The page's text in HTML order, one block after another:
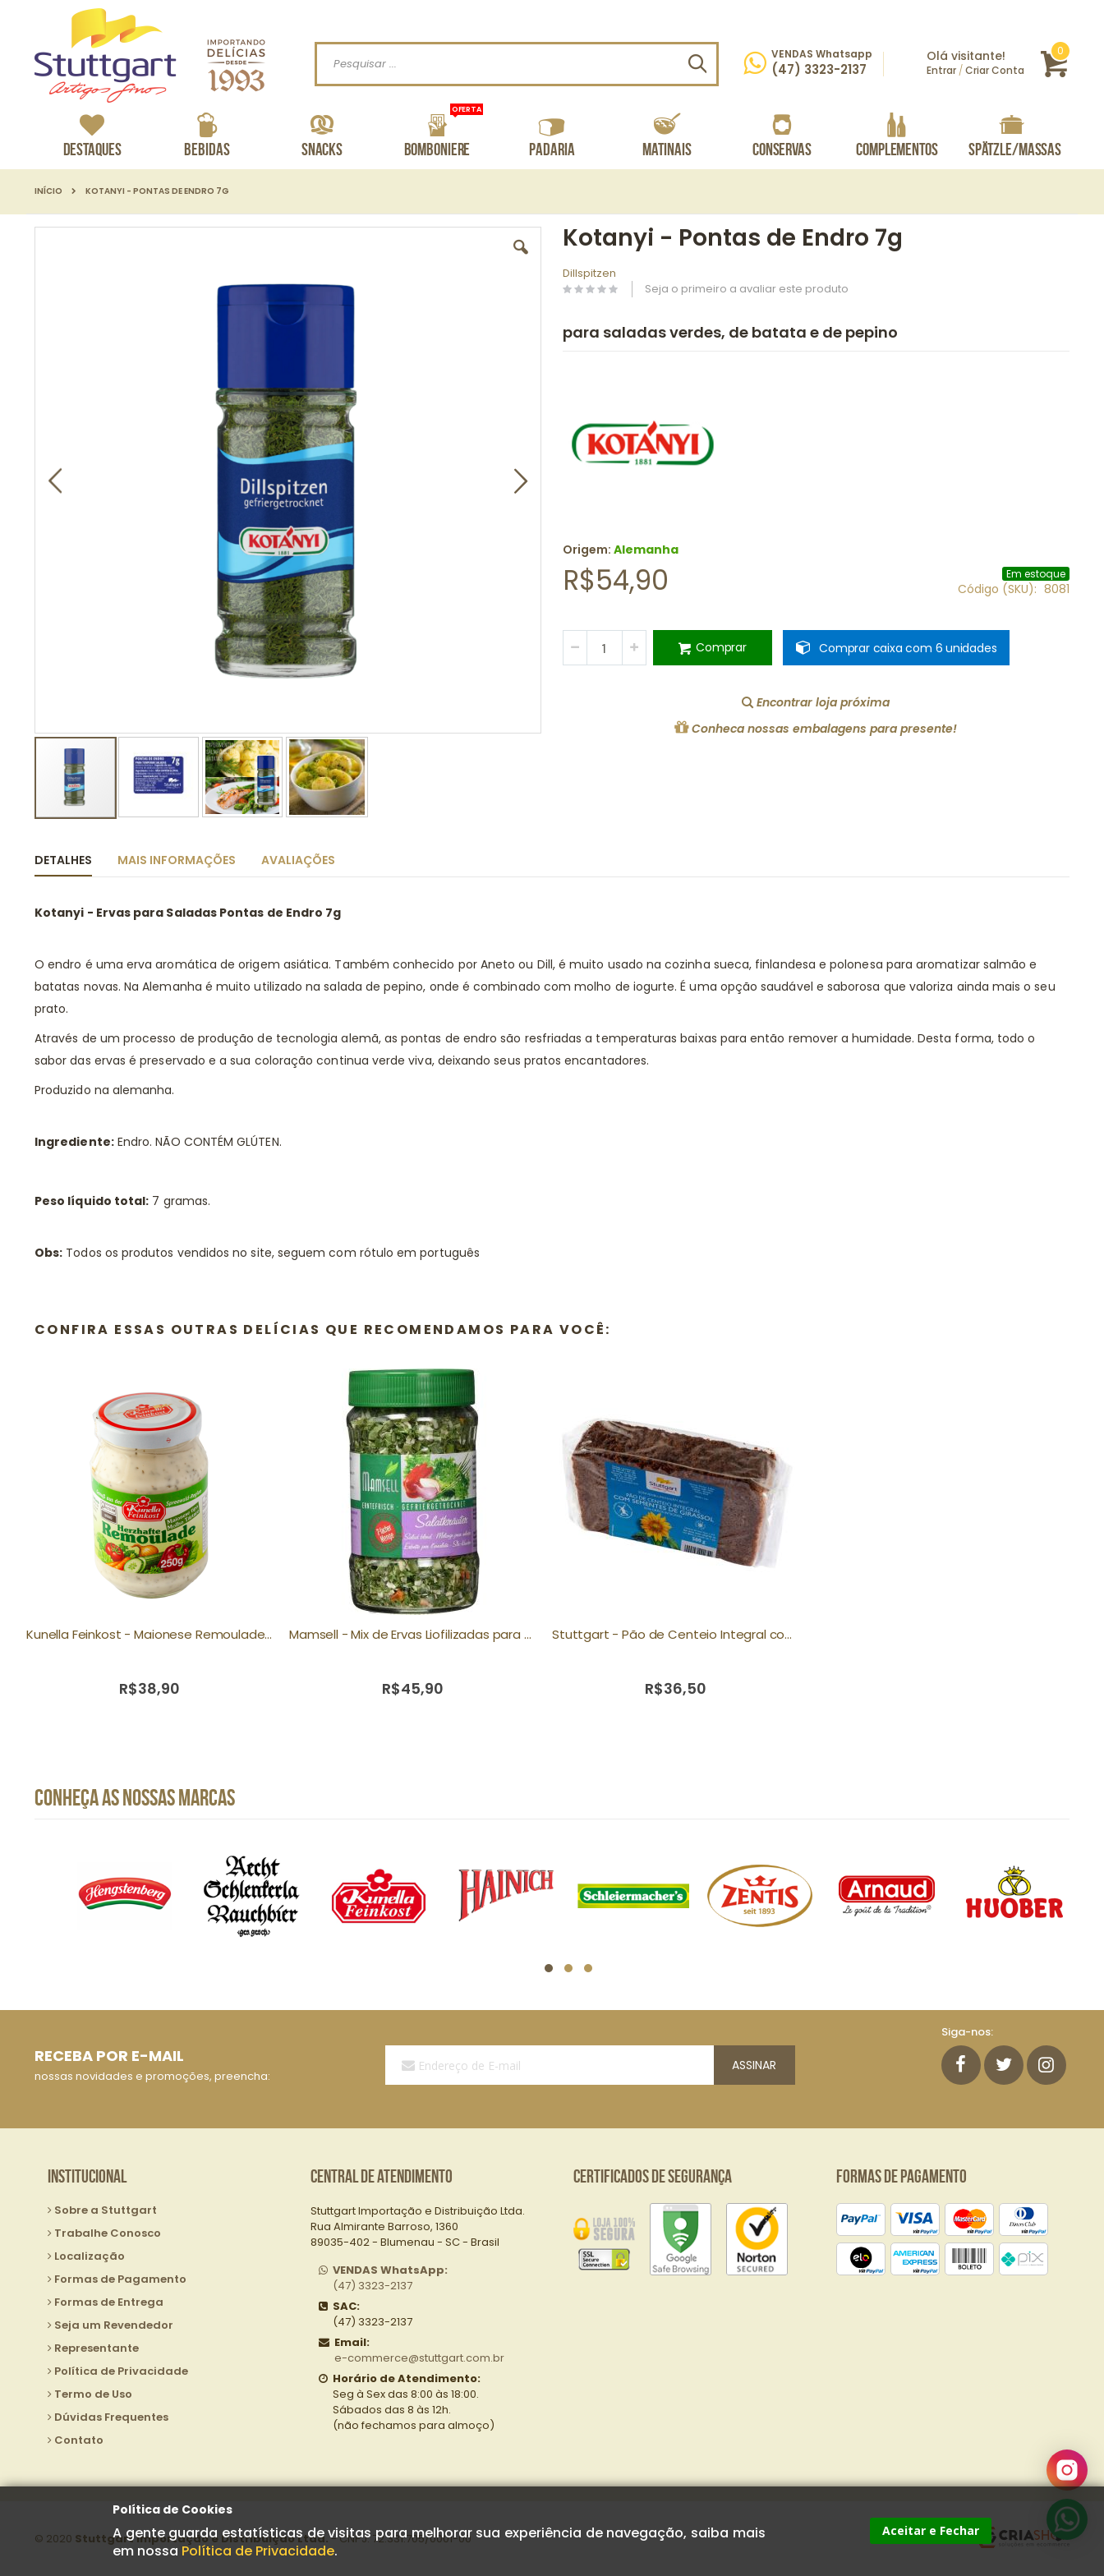
Política de Cookies
A gente guarda estatísticas de visitas para melhorar sua experiência de navegação, saiba mais
em nossa Política de Privacidade.
Aceitar e Fechar
Procurar
Procurar VENDAS Whatsapp
(47) 3323-2137
Olá visitante!
Entrar /Criar Conta
0 itens
Destaques Bebidas Snacks Bomboniere
OFERTA
Padaria Matinais Conservas Complementos Spätzle/Massas
INÍCIO KOTANYI - PONTAS DE ENDRO 7G
o
início
de
Kotanyi - Pontas de Endro 7g
Dillspitzen
Seja o primeiro a avaliar este produto
para saladas verdes, de batata e de pepino
Origem: Alemanha
R$54,90 Em estoque
Código (SKU) 8081
Comprar Comprar caixa com 6 unidades
Encontrar loja próxima
Conheca nossas embalagens para presente!
DETALHES
Kotanyi - Ervas para Saladas Pontas de Endro 7g
O endro é uma erva aromática de origem asiática. Também conhecido por Aneto ou Dill, é muito usado na cozinha sueca, finlandesa e polonesa para aromatizar salmão e
batatas novas. Na Alemanha é muito utilizado na salada de pepino, onde é combinado com molho de iogurte. É uma opção saudável e saborosa que valoriza ainda mais o seu
prato.
Através de um processo de produção de tecnologia alemã, as pontas de endro são resfriadas a temperaturas baixas para então remover a humidade. Desta forma, todo o
sabor das ervas é preservado e a sua coloração continua verde viva, deixando seus pratos encantadores.
Produzido na alemanha.
Ingrediente:Endro. NÃO CONTÉM GLÚTEN.
Peso líquido total: 7 gramas.
Obs: Todos os produtos vendidos no site, seguem com rótulo em português
MAIS INFORMAÇÕES AVALIAÇÕES
CONFIRA ESSAS OUTRAS DELÍCIAS QUE RECOMENDAMOS PARA VOCÊ:
Kunella Feinkost - Maionese Remoulade tipo Molho Tártaro 250g
R$38,90
Mamsell - Mix de Ervas Liofilizadas para Salada 25g
R$45,90
Stuttgart - Pão de Centeio Integral com Sementes Girassol 500g
R$36,50
CONHEÇA AS NOSSAS MARCAS
RECEBA POR E-MAIL
nossas novidades e promoções, preencha:
Nossa
E-
ASSINAR
Siga-nos:
Institucional
Sobre a Stuttgart
Trabalhe Conosco
Localização
Formas de Pagamento
Formas de Entrega
Seja um Revendedor
Representante
Política de Privacidade
Termo de Uso
Dúvidas Frequentes
Contato
Central de Atendimento
Stuttgart Importação e Distribuição Ltda.
Rua Almirante Barroso, 1360
89035-402 - Blumenau - SC - Brasil
VENDAS WhatsApp:
(47) 3323-2137
SAC:
(47) 3323-2137
Email:
e-commerce@stuttgart.com.br
Horário de Atendimento:
Seg à Sex das 8:00 às 18:00.
Sábados das 8 às 12h.
(não fechamos para almoço)
Certificados de Segurança Formas de Pagamento
© 2020 Stuttgart Importação e Distribuição Ltda.- CNPJ: 72.331.705/0001-00